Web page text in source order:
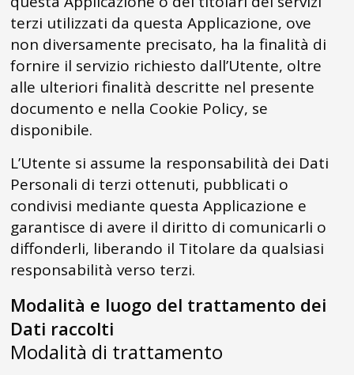
terzi utilizzati da questa Applicazione, ove
non diversamente precisato, ha la finalità di
fornire il servizio richiesto dall’Utente, oltre
alle ulteriori finalità descritte nel presente
documento e nella Cookie Policy, se
disponibile.
L’Utente si assume la responsabilità dei Dati
Personali di terzi ottenuti, pubblicati o
condivisi mediante questa Applicazione e
garantisce di avere il diritto di comunicarli o
diffonderli, liberando il Titolare da qualsiasi
responsabilità verso terzi.
Modalità e luogo del trattamento dei
Dati raccolti
Modalità di trattamento